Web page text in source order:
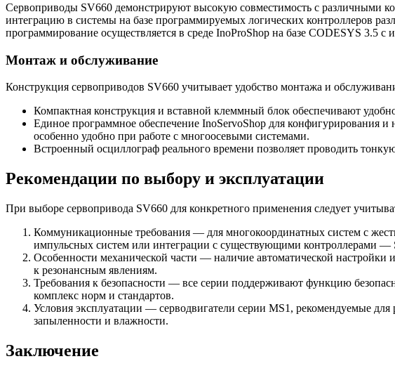
Сервоприводы SV660 демонстрируют высокую совместимость с различными
интеграцию в системы на базе программируемых логических контроллеров
программирование осуществляется в среде InoProShop на базе CODESYS
Монтаж и обслуживание
Конструкция сервоприводов SV660 учитывает удобство монтажа и
Компактная конструкция и вставной клеммный блок обеспечивают
Единое программное обеспечение InoServoShop для конфигурирования
особенно удобно при работе с многоосевыми системами.
Встроенный осциллограф реального времени позволяет проводить
Рекомендации по выбору и эксплуатации
При выборе сервопривода SV660 для конкретного применения следует
Коммуникационные требования — для многокоординатных систем с
импульсных систем или интеграции с существующими контроллерами —
Особенности механической части — наличие автоматической
к резонансным явлениям.
Требования к безопасности — все серии поддерживают функцию
комплекс норм и стандартов.
Условия эксплуатации — серводвигатели серии MS1, рекомендуемые
запыленности и влажности.
Заключение